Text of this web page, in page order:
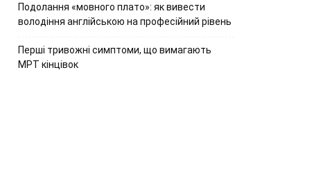
Подолання «мовного плато»: як вивести
володіння англійською на професійний рівень
Перші тривожні симптоми, що вимагають
МРТ кінцівок